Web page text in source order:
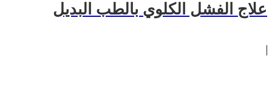
علاج الفشل الكلوي بالطب البديل